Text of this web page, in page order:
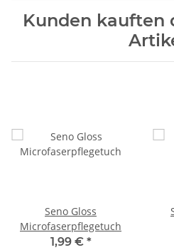
Kunden kauften
Seno Gloss
Microfaserpflegetuch
1,99 € *